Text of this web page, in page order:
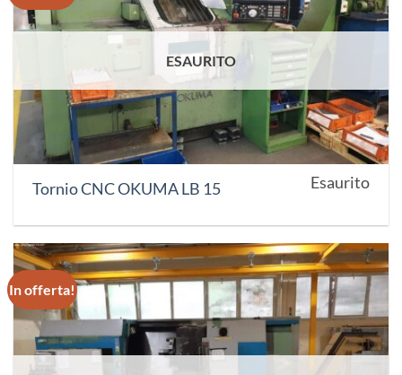
ESAURITO
Tornio CNC OKUMA LB 15 Esaurito
In offerta!